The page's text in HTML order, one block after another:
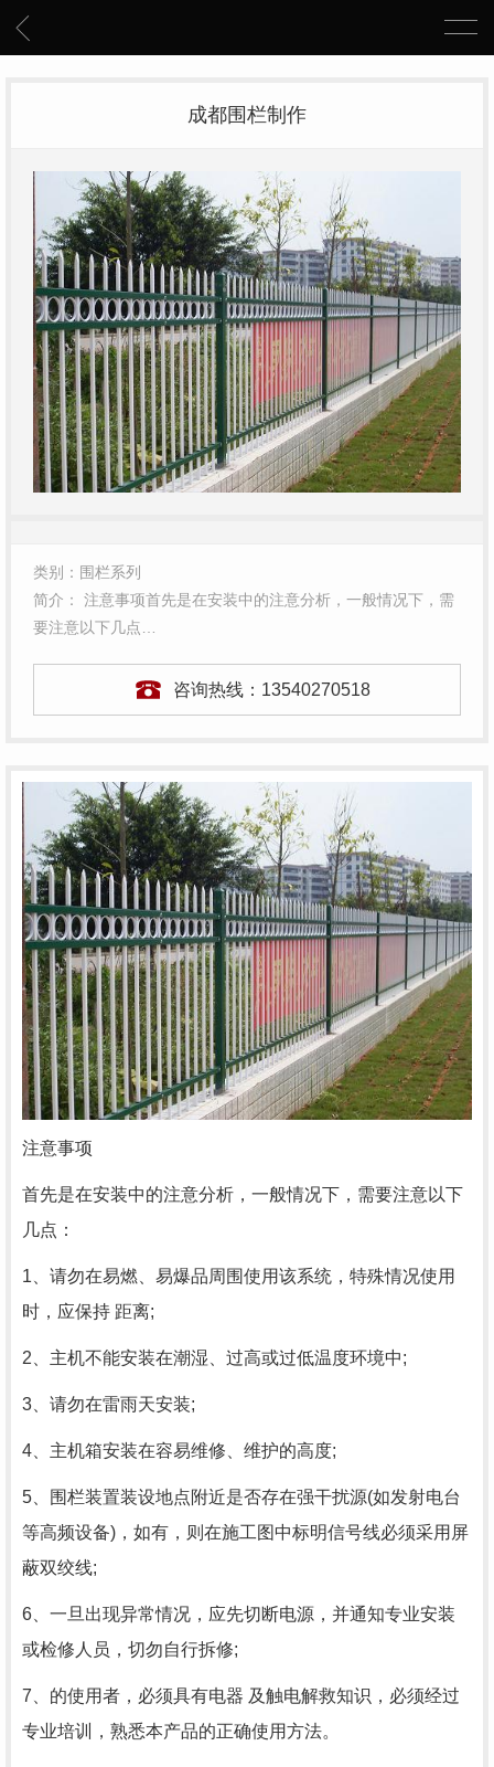
成都围栏制作
类别：围栏系列
简介： 注意事项首先是在安装中的注意分析，一般情况下，需
要注意以下几点…
咨询热线： 13540270518
注意事项
首先是在安装中的注意分析，一般情况下，需要注意以下
几点：
1、请勿在易燃、易爆品周围使用该系统，特殊情况使用
时，应保持 距离;
2、主机不能安装在潮湿、过高或过低温度环境中;
3、请勿在雷雨天安装;
4、主机箱安装在容易维修、维护的高度;
5、围栏装置装设地点附近是否存在强干扰源(如发射电台
等高频设备)，如有，则在施工图中标明信号线必须采用屏
蔽双绞线;
6、一旦出现异常情况，应先切断电源，并通知专业安装
或检修人员，切勿自行拆修;
7、的使用者，必须具有电器 及触电解救知识，必须经过
专业培训，熟悉本产品的正确使用方法。